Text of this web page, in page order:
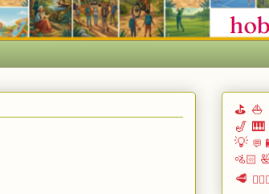
⛳ ⛵
🎷
💡 💬
🚵🏻
🥩